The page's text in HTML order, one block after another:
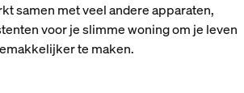
samen met veel andere apparaten,
voor je slimme woning om je leven
te maken.